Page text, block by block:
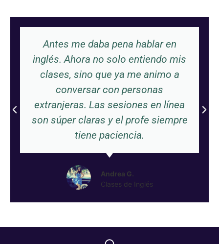
Antes me daba pena hablar en
inglés. Ahora no solo entiendo mis
clases, sino que ya me animo a
conversar con personas
extranjeras. Las sesiones en línea
son súper claras y el profe siempre
tiene paciencia.
Andrea G.
Clases de Inglés